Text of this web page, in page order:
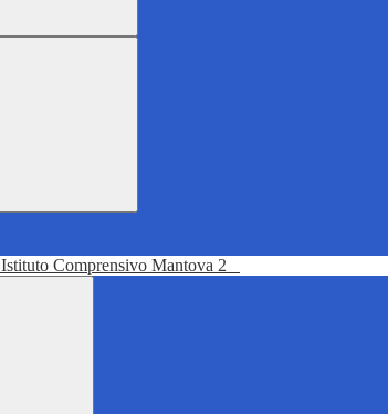
Istituto Comprensivo Mantova 2